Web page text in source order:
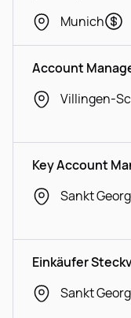
Munich
Account
Key Account
Einkäufer